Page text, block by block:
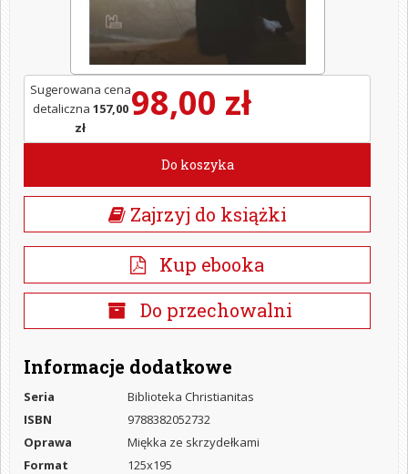
98,00 zł
Sugerowana cena
detaliczna 157,00
zł
Do koszyka
Zajrzyj do książki
Kup ebooka
Do przechowalni
Informacje dodatkowe
Seria
Biblioteka Christianitas
ISBN
9788382052732
Oprawa
Miękka ze skrzydełkami
Format
125x195